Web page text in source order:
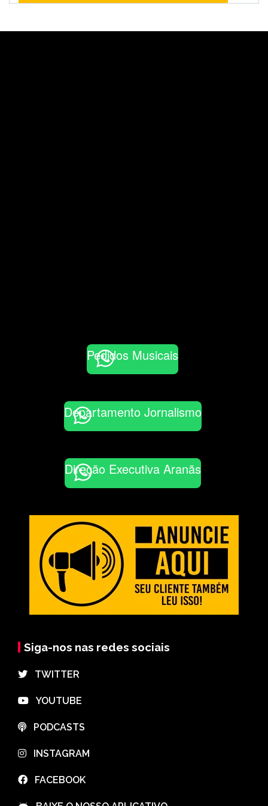
Pedidos Musicais
Departamento Jornalismo
Direção Executiva Aranãs
Siga-nos nas redes sociais
⠀TWITTER
⠀YOUTUBE
⠀PODCASTS
⠀INSTAGRAM
⠀FACEBOOK